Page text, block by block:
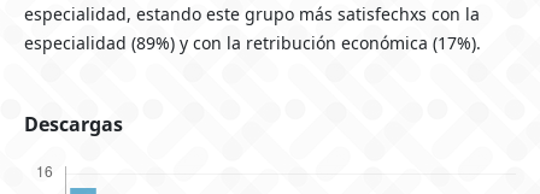
especialidad, estando este grupo más satisfechxs con la
especialidad (89%) y con la retribución económica (17%).
Descargas